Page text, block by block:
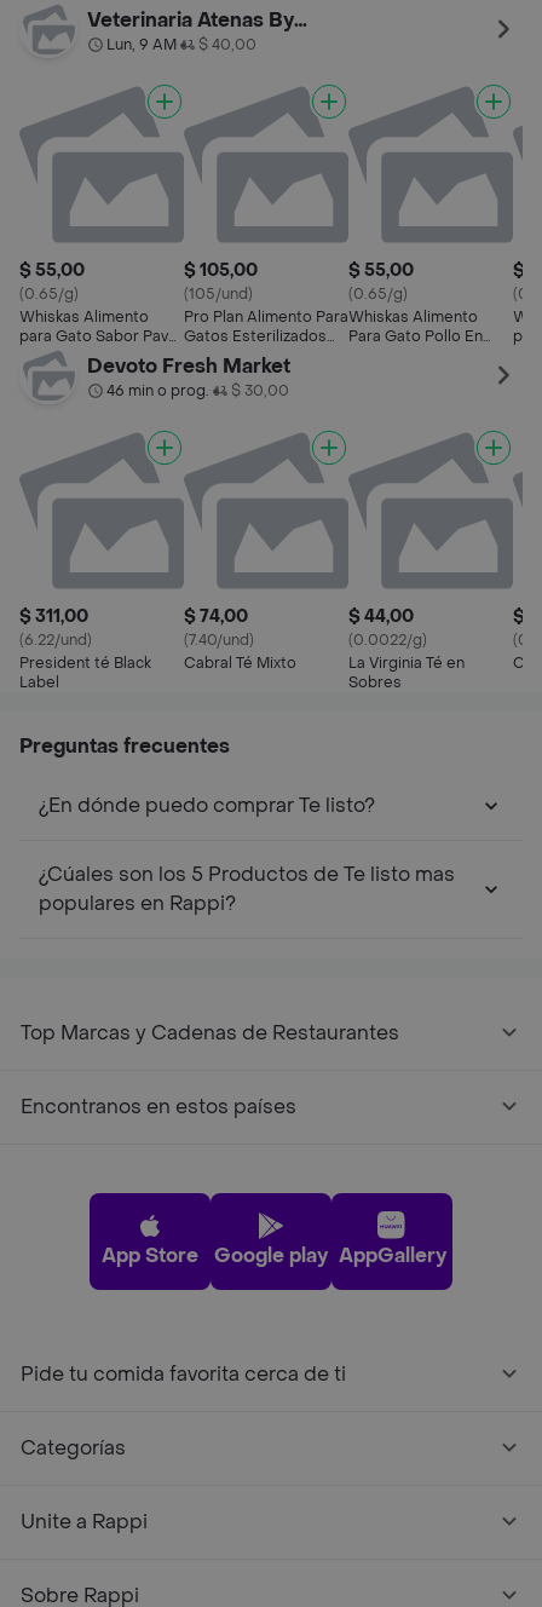
Veterinaria Atenas By Palermo
Lun, 9 AM• $ 40,00
$ 55,00
(0.65/g)
Whiskas Alimento
para Gato Sabor Pavo
en Salsa
$ 105,00
(105/und)
Pro Plan Alimento Para
Gatos Esterilizados
Pollo
$ 55,00
(0.65/g)
Whiskas Alimento
Para Gato Pollo En
$
Devoto Fresh Market
46 min o prog.• $ 30,00
$ 311,00
(6.22/und)
President té Black
Label
$ 74,00
(7.40/und)
Cabral Té Mixto
$ 44,00
(0.0022/g)
La Virginia Té en
Sobres
$
Preguntas frecuentes
¿En dónde puedo comprar Te listo?
¿Cúales son los 5 Productos de Te listo mas
populares en Rappi?
Top Marcas y Cadenas de Restaurantes
Encontranos en estos países
App Store Google play AppGallery
Pide tu comida favorita cerca de ti
Categorías
Unite a Rappi
Sobre Rappi